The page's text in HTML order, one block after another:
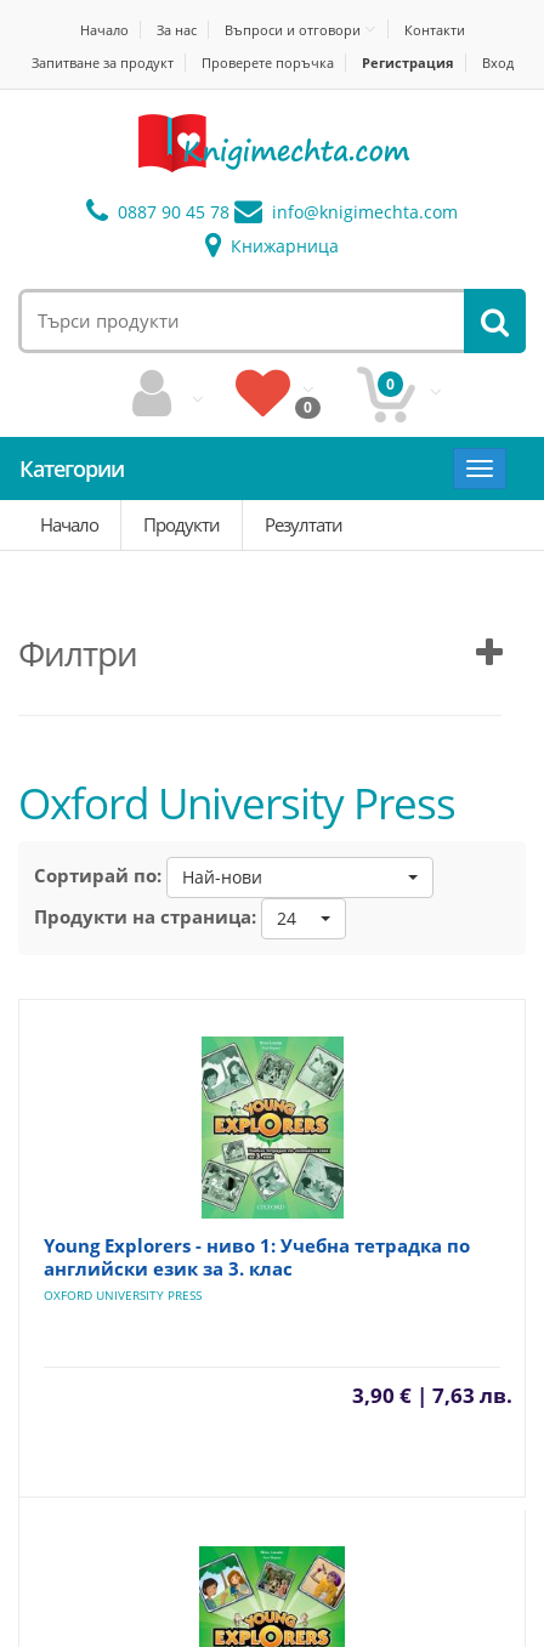
Начало За нас Въпроси и отговори
Контакти
Запитване за продукт
Проверете поръчка Регистрация Вход
0887 90 45 78 info@knigimechta.com
Книжарница
0
0
Категории
Toggle
Начало
Продукти Резултати
Филтри
Oxford University Press
Сортирай по: Най-нови
Продукти на страница: 24
Young Explorers - ниво 1: Учебна тетрадка по
английски език за 3. клас
OXFORD UNIVERSITY PRESS
3,90 € | 7,63 лв.